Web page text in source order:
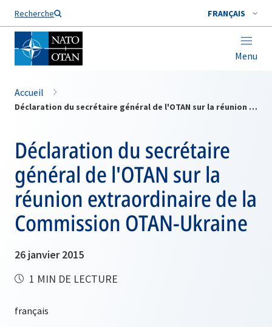
Recherche FRANÇAIS
Menu
Nom de famille*
Accueil
Déclaration du secrétaire général de l'OTAN sur la réunion extraordinaire de la Commission OTAN-Ukraine
Déclaration du secrétaire
général de l'OTAN sur la
réunion extraordinaire de la
Commission OTAN-Ukraine
26 janvier 2015
1 MIN DE LECTURE